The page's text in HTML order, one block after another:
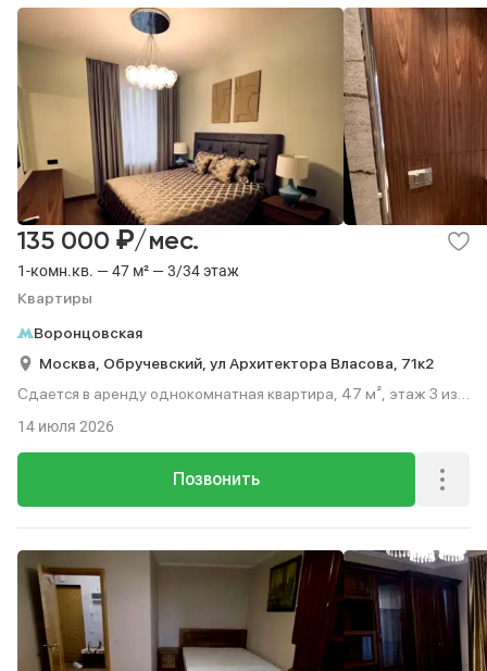
1-комн.кв. — 47 м² — 3/34 этаж
Квартиры
135 000 ₽/мес.
Воронцовская
Москва, Обручевский, ул Архитектора Власова, 71к2
Сдается в аренду однокомнатная квартира, 47 м², этаж 3 из
Позвонить
14 июля 2026